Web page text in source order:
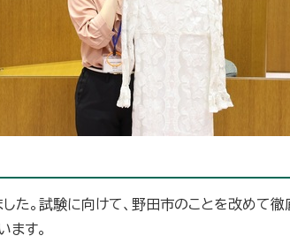
た。試験に向けて、野田市のことを改めて徹
ます。